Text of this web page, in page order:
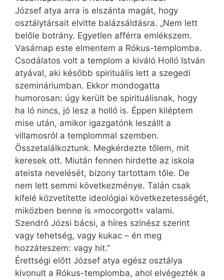
József atya arra is elszánta magát, hogy
osztálytársait elvitte balázs­áldásra. „Nem lett
belőle botrány. Egyetlen afférra emlékszem.
Vasárnap este elmentem a Rókus-templomba.
Csodálatos volt a templom a kiváló Holló István
atyával, aki később spirituális lett a szegedi
szemináriumban. Ekkor mondogatta
humorosan: úgy került be spirituálisnak, hogy
ha ló nincs, jó lesz a holló is. Éppen kiléptem
mise után, amikor igazgatónk leszállt a
villamosról a templommal szemben.
Összetalálkoztunk. Megkérdezte tőlem, mit
keresek ott. Miután fennen hirdette az iskola
ateista nevelését, bizony tartottam tőle. De
nem lett semmi következménye. Talán csak
kifelé közvetítette ideológiai következetességét,
miközben benne is »mocorgott« valami.
Szendrő Józsi bácsi, a híres színész szerint
vagy tehetség, vagy kukac – én meg
hozzáteszem: vagy hit.”
Érettségi előtt József atya egész osztálya
kivonult a Rókus-templomba, ahol elvégezték a